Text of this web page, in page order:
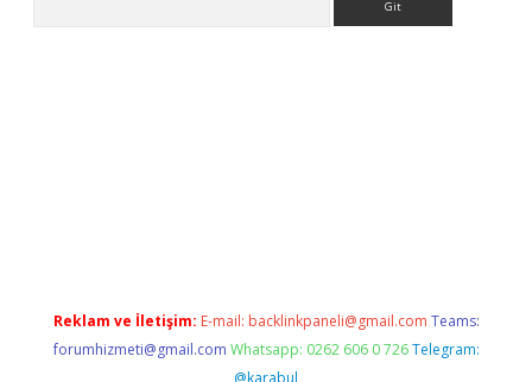
Reklam ve İletişim: E-mail: backlinkpaneli@gmail.com Teams:
forumhizmeti@gmail.com Whatsapp: 0262 606 0 726 Telegram:
@karabul